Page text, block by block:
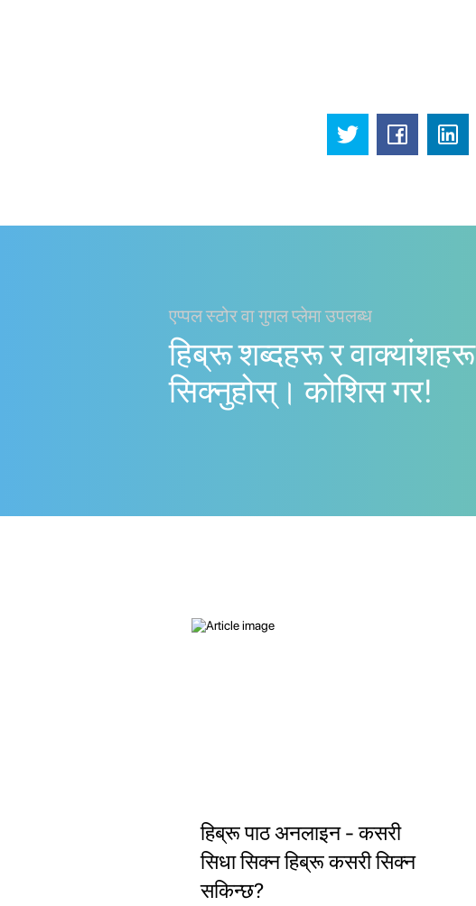
एप्पल स्टोर वा गुगल प्लेमा उपलब्ध
हिब्रू शब्दहरू र वाक्यांशहरू
सिक्नुहोस्। काेशिस गर!
हिब्रू पाठ अनलाइन - कसरी
सिधा सिक्न हिब्रू कसरी सिक्न
सकिन्छ?